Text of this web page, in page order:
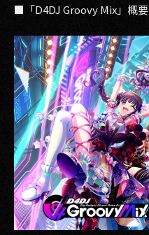
■「D4DJ Groovy Mix」概要